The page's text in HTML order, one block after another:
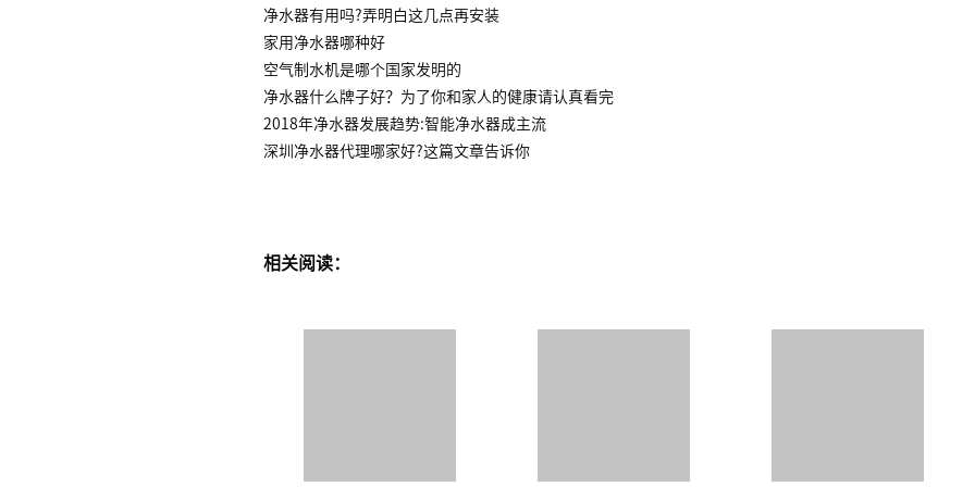
净水器有用吗?弄明白这几点再安装
家用净水器哪种好
空气制水机是哪个国家发明的
净水器什么牌子好？为了你和家人的健康请认真看完
2018年净水器发展趋势:智能净水器成主流
深圳净水器代理哪家好?这篇文章告诉你
相关阅读：